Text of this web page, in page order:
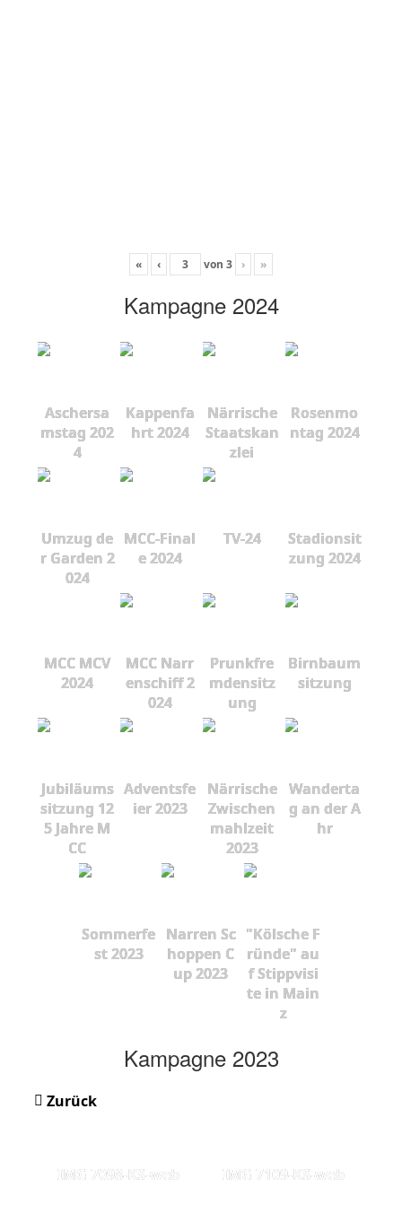
« ‹ von 3 › »
Kampagne 2024
Aschersa
mstag 202
4
Kappenfa
hrt 2024
Närrische
Staatskan
zlei
Rosenmo
ntag 2024
Umzug de
r Garden 2
024
MCC-Final
e 2024
TV-24
Stadionsit
zung 2024
MCC MCV
2024
MCC Narr
enschiff 2
024
Prunkfre
mdensitz
ung
Birnbaum
sitzung
Jubiläums
sitzung 12
5 Jahre M
CC
Adventsfe
ier 2023
Närrische
Zwischen
mahlzeit
2023
Wanderta
g an der A
hr
Sommerfe
st 2023
Narren Sc
hoppen C
up 2023
"Kölsche F
ründe" au
f Stippvisi
te in Main
z
Kampagne 2023
Zurück
IMG 7098-KS-web IMG 7109-KS-web